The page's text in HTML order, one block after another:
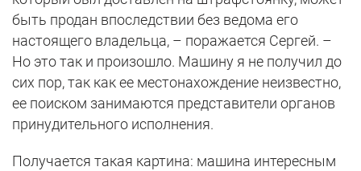
быть продан впоследствии без ведома его
настоящего владельца, – поражается Сергей. –
Но это так и произошло. Машину я не получил до
сих пор, так как ее местонахождение неизвестно,
ее поиском занимаются представители органов
принудительного исполнения.
Получается такая картина: машина интересным